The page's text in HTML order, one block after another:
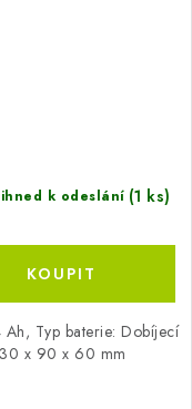
k odeslání (1 ks)
Ah, Typ baterie: Dobíjecí
x 90 x 60 mm